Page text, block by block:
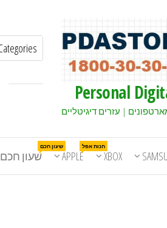
Personal
| עזרים דיגיטליים
XBOX
APPLE
חנות אפל
שעון חכם
שעון חכם